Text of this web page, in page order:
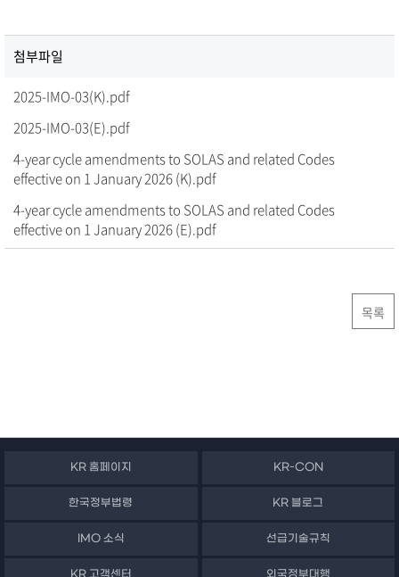
첨부파일
2025-IMO-03(K).pdf
2025-IMO-03(E).pdf
4-year cycle amendments to SOLAS and related Codes
effective on 1 January 2026 (K).pdf
4-year cycle amendments to SOLAS and related Codes
effective on 1 January 2026 (E).pdf
목록
KR 홈페이지 KR-CON
한국정부법령 KR 블로그
IMO 소식 선급기술규칙
KR 고객센터 외국정부대행